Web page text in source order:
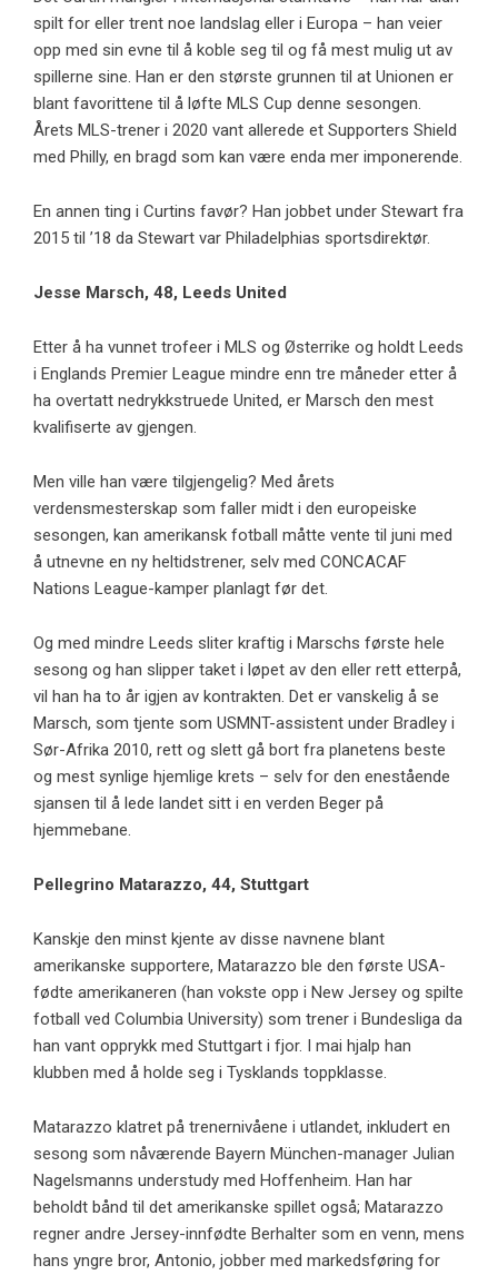
spilt for eller trent noe landslag eller i Europa – han veier
opp med sin evne til å koble seg til og få mest mulig ut av
spillerne sine. Han er den største grunnen til at Unionen er
blant favorittene til å løfte MLS Cup denne sesongen.
Årets MLS-trener i 2020 vant allerede et Supporters Shield
med Philly, en bragd som kan være enda mer imponerende.
En annen ting i Curtins favør? Han jobbet under Stewart fra
2015 til ’18 da Stewart var Philadelphias sportsdirektør.
Jesse Marsch, 48, Leeds United
Etter å ha vunnet trofeer i MLS og Østerrike og holdt Leeds
i Englands Premier League mindre enn tre måneder etter å
ha overtatt nedrykkstruede United, er Marsch den mest
kvalifiserte av gjengen.
Men ville han være tilgjengelig? Med årets
verdensmesterskap som faller midt i den europeiske
sesongen, kan amerikansk fotball måtte vente til juni med
å utnevne en ny heltidstrener, selv med CONCACAF
Nations League-kamper planlagt før det.
Og med mindre Leeds sliter kraftig i Marschs første hele
sesong og han slipper taket i løpet av den eller rett etterpå,
vil han ha to år igjen av kontrakten. Det er vanskelig å se
Marsch, som tjente som USMNT-assistent under Bradley i
Sør-Afrika 2010, rett og slett gå bort fra planetens beste
og mest synlige hjemlige krets – selv for den enestående
sjansen til å lede landet sitt i en verden Beger på
hjemmebane.
Pellegrino Matarazzo, 44, Stuttgart
Kanskje den minst kjente av disse navnene blant
amerikanske supportere, Matarazzo ble den første USA-
fødte amerikaneren (han vokste opp i New Jersey og spilte
fotball ved Columbia University) som trener i Bundesliga da
han vant opprykk med Stuttgart i fjor. I mai hjalp han
klubben med å holde seg i Tysklands toppklasse.
Matarazzo klatret på trenernivåene i utlandet, inkludert en
sesong som nåværende Bayern München-manager Julian
Nagelsmanns understudy med Hoffenheim. Han har
beholdt bånd til det amerikanske spillet også; Matarazzo
regner andre Jersey-innfødte Berhalter som en venn, mens
hans yngre bror, Antonio, jobber med markedsføring for